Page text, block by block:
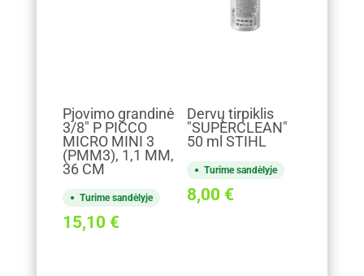
Pjovimo grandinė
3/8" P PICCO
MICRO MINI 3
(PMM3), 1,1 MM,
36 CM
Turime sandėlyje
15,10 €
Dervų tirpiklis
"SUPERCLEAN"
50 ml STIHL
Turime sandėlyje
8,00 €